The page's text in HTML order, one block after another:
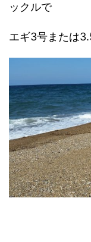
ックルで
エギ3号または